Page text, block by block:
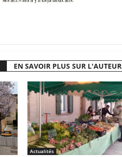
EN SAVOIR PLUS SUR L'AUTEUR
Actualités